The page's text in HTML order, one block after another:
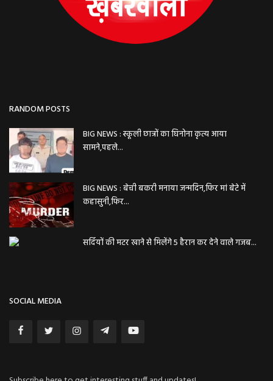
RANDOM POSTS
BIG NEWS : स्कूली छात्रों का घिनोना कृत्य आया
सामने,पहले...
BIG NEWS : बेची बकरी मनाया जन्मदिन,फिर मां बेटे में
कहासुनी,फिर...
सर्दियों की मटर खाने से मिलेंगे 5 हैरान कर देने वाले गजब...
SOCIAL MEDIA